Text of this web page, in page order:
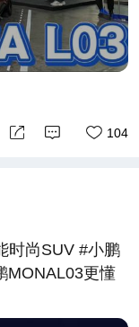
104
时尚SUV #小鹏
MONAL03更懂